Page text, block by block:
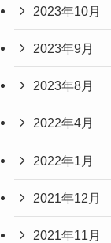
2023年10月
2023年9月
2023年8月
2022年4月
2022年1月
2021年12月
2021年11月